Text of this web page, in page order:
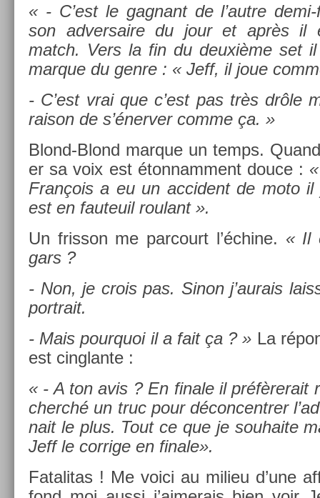
« - C’est le gag­nant de l’autre
son ad­versaire du jour et après il
match. Vers la fin du deuxième set
mar­que du genre : « Jeff, il joue
- C’est vrai que c’est pas très drôle
raison de s’énerv­er comme ça. »
Blond-Blond mar­que un temps.
er sa voix est éton­nam­ment douce :
François a eu un ac­cident de moto
est en fauteuil roulant ».
Un fris­son me par­court l’échine. « Il
gars ?
- Non, je crois pas. Sinon j’aurais
portrait.
- Mais pour­quoi il a fait ça ? » La
est cinglan­te :
« - A ton avis ? En fin­ale il préfèrerait
cherché un truc pour décon­centr­er
nait le plus. Tout ce que je souhaite
Jeff le cor­rige en fin­ale».
Fatalitas ! Me voici au milieu d’une